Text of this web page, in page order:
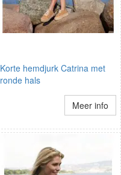
Korte hemdjurk Catrina met
ronde hals
Meer info